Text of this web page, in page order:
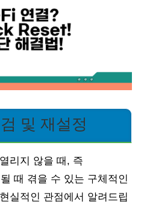
및 재설정
리지 않을 때, 즉
때 겪을 수 있는 구체적인
실적인 관점에서 알려드립